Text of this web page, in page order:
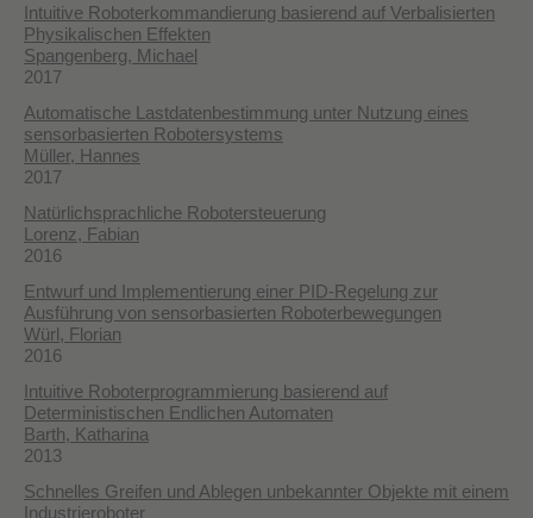
Intuitive Roboterkommandierung basierend auf Verbalisierten
Physikalischen Effekten
Spangenberg, Michael
2017
Automatische Lastdatenbestimmung unter Nutzung eines
sensorbasierten Robotersystems
Müller, Hannes
2017
Natürlichsprachliche Robotersteuerung
Lorenz, Fabian
2016
Entwurf und Implementierung einer PID-Regelung zur
Ausführung von sensorbasierten Roboterbewegungen
Würl, Florian
2016
Intuitive Roboterprogrammierung basierend auf
Deterministischen Endlichen Automaten
Barth, Katharina
2013
Schnelles Greifen und Ablegen unbekannter Objekte mit einem
Industrieroboter